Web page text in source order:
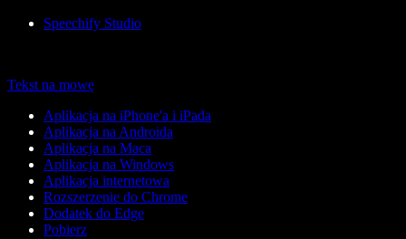
Speechify Studio
Tekst na mowę
Aplikacja na iPhone'a i iPada
Aplikacja na Androida
Aplikacja na Maca
Aplikacja na Windows
Aplikacja internetowa
Rozszerzenie do Chrome
Dodatek do Edge
Pobierz